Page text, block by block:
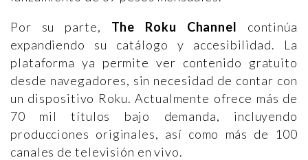
Por su parte, The Roku Channel continúa
expandiendo su catálogo y accesibilidad. La
plataforma ya permite ver contenido gratuito
desde navegadores, sin necesidad de contar con
un dispositivo Roku. Actualmente ofrece más de
70 mil títulos bajo demanda, incluyendo
producciones originales, así como más de 100
canales de televisión en vivo.